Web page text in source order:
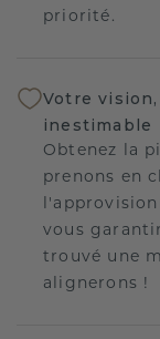
priorité.
Votre
inestimable
Obtenez la
prenons en
vous
trouvé une
alignerons !